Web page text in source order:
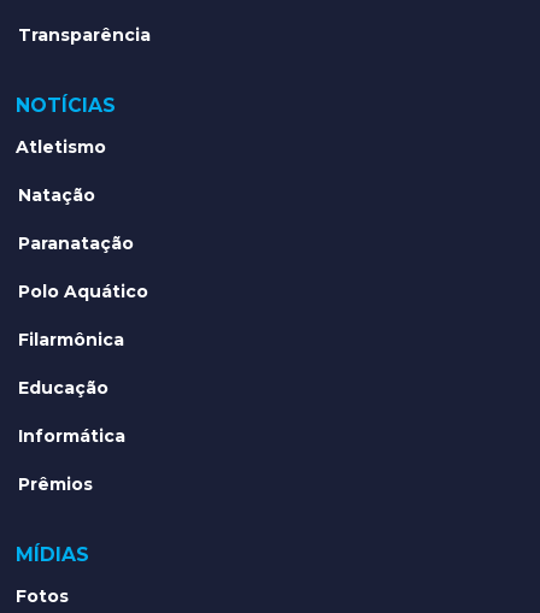
Transparência
NOTÍCIAS
Atletismo
Natação
Paranatação
Polo Aquático
Filarmônica
Educação
Informática
Prêmios
MÍDIAS
Fotos